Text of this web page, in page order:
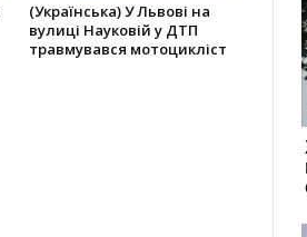
(Українська) У Львові на
вулиці Науковій у ДТП
травмувався мотоцикліст